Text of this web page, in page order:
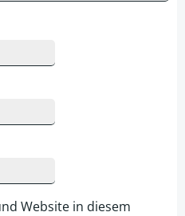
Website in diesem